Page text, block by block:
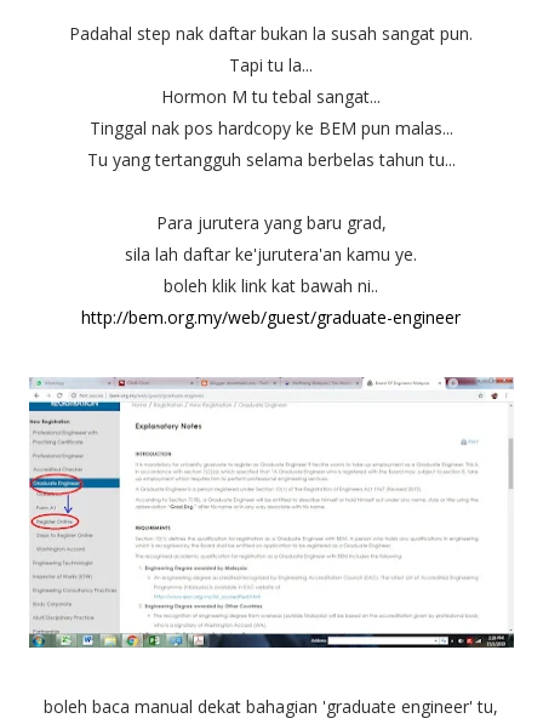
Padahal step nak daftar bukan la susah sangat pun.
Tapi tu la...
Hormon M tu tebal sangat...
Tinggal nak pos hardcopy ke BEM pun malas...
Tu yang tertangguh selama berbelas tahun tu...
Para jurutera yang baru grad,
sila lah daftar ke'jurutera'an kamu ye.
boleh klik link kat bawah ni..
http://bem.org.my/web/guest/graduate-engineer
boleh baca manual dekat bahagian 'graduate engineer' tu,